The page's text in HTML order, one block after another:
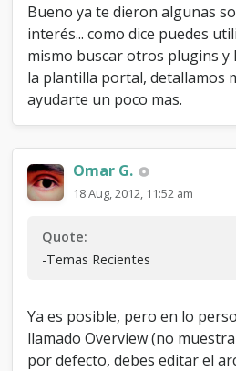
Bueno ya te dieron algunas
interés... como dice puedes
mismo buscar otros plugins y
la plantilla portal, detallamos
ayudarte un poco mas.
Omar G.
18 Aug, 2012, 11:52 am
Quote:
-Temas Recientes
Ya es posible, pero en lo
llamado Overview (no
por defecto, debes editar el